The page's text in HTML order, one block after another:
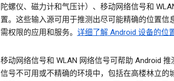
陀螺仪、磁力计和气压计）、移动网络信号和
置。这些输入源可用于推测出尽可能精确的位置信
需权限的应用和服务。 详细了解 Android 设备的位
移动网络信号和 WLAN 网络信号可帮助 Android
信号不可用或不精确的环境中，包括在高楼林立的